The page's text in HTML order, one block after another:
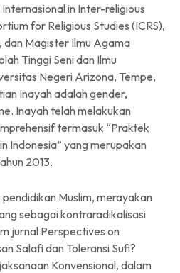
in Inter-religious
for Religious Studies (ICRS),
Magister Ilmu Agama
Tinggi Seni dan Ilmu
Negeri Arizona, Tempe,
Inayah adalah gender,
Inayah telah melakukan
termasuk “Praktek
Indonesia” yang merupakan
2013.
Muslim, merayakan
sebagai kontraradikalisasi
jurnal Perspectives on
Salafi dan Toleransi Sufi?
Konvensional, dalam